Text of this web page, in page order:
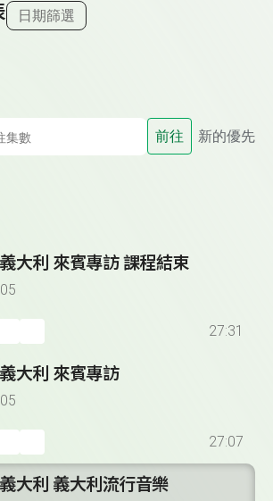
日期篩選
前往 新的優先
大利 來賓專訪 課程結束
27:31
大利 來賓專訪
27:07
大利 義大利流行音樂